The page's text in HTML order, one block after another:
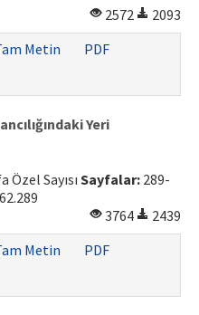
2572
2093
Metin
PDF
Yeri
Özel Sayısı Sayfalar: 289-
3764
2439
Metin
PDF